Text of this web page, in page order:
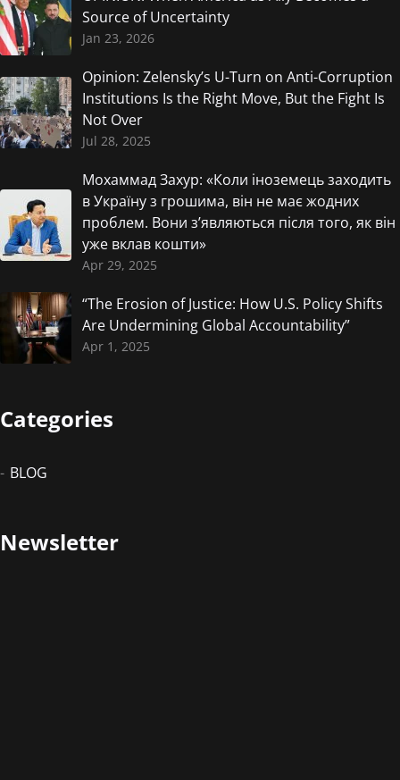
Source of Uncertainty
Jan 23, 2026
Opinion: Zelensky’s U-Turn on Anti-Corruption
Institutions Is the Right Move, But the Fight Is
Not Over
Jul 28, 2025
Мохаммад Захур: «Коли іноземець заходить
в Україну з грошима, він не має жодних
проблем. Вони з’являються після того, як він
уже вклав кошти»
Apr 29, 2025
“The Erosion of Justice: How U.S. Policy Shifts
Are Undermining Global Accountability”
Apr 1, 2025
Categories
BLOG
Newsletter